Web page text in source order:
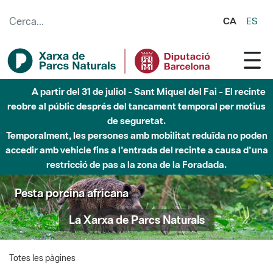
CA ES
A partir del 31 de juliol - Sant Miquel del Fai - El recinte
reobre al públic després del tancament temporal per motius
de seguretat.
Temporalment, les persones amb mobilitat reduïda no poden
accedir amb vehicle fins a l'entrada del recinte a causa d'una
restricció de pas a la zona de la Foradada.
Pesta porcina africana
La Xarxa de Parcs Naturals
Totes les pàgines